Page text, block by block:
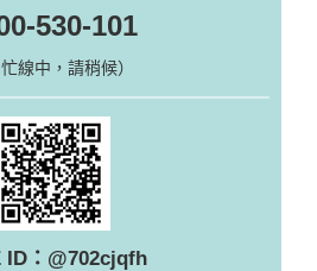
530-101
忙線中，請稍候）
ID：@702cjqfh